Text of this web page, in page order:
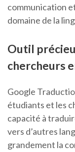
communication
domaine de la
Outil
chercheurs
Google
étudiants et les
capacité à
vers d’autres
grandement la